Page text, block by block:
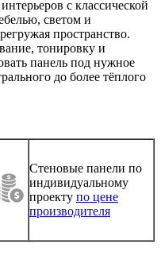
с классической
светом и
пространство.
тонировку и
панель под нужное
до более тёплого
Стеновые панели по
индивидуальному
проекту по цене
производителя